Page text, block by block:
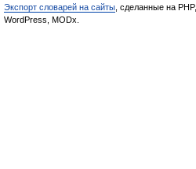
Экспорт словарей на сайты , сделанные на PHP,
WordPress, MODx.